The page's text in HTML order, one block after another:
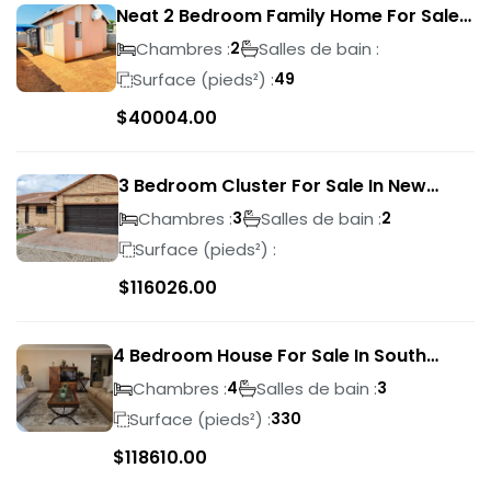
Neat 2 Bedroom Family Home For Sale
In Sky City
Chambres :2
Salles de bain :
Surface (pieds²) :49
$40004.00
3 Bedroom Cluster For Sale In New
Market Park
Chambres :3 Salles de bain :2
Surface (pieds²) :
$116026.00
4 Bedroom House For Sale In South
CrestChambres :4 Salles de bain :3
Surface (pieds²) :330
$118610.00